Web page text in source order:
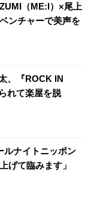
（ME:I）×尾上
ンチャーで美声を
、『ROCK IN
れて楽屋を脱
ルナイトニッポン
げて臨みます」